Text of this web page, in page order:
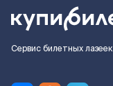
Сервис билетных лазеек